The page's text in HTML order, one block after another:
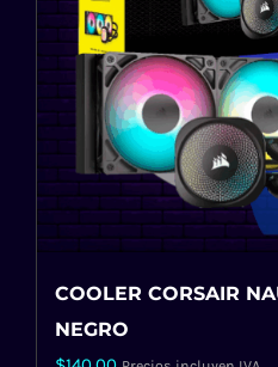
COOLER CORSAIR
NEGRO